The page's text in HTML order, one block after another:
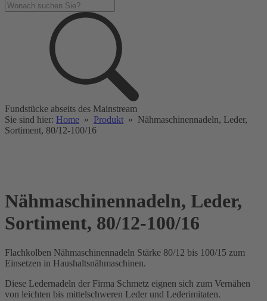
Fundstücke abseits des Mainstream
Sie sind hier: Home » Produkt » Nähmaschinennadeln, Leder,
Sortiment, 80/12-100/16
Nähmaschinennadeln, Leder,
Sortiment, 80/12-100/16
Flachkolben Nähmaschinennadeln Stärke 80/12 bis 100/15 zum
Einsetzen in Haushaltsnähmaschinen.
Diese Ledernadeln der Firma Schmetz eignen sich zum Vernähen
von leichten bis mittelschweren Leder und Lederimitaten.